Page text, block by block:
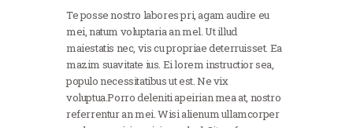
Te posse nostro labores pri, agam audire eu
mei, natum voluptaria an mel. Ut illud
maiestatis nec, vis cu propriae deterruisset. Ea
mazim suavitate ius. Ei lorem instructior sea,
populo necessitatibus ut est. Ne vix
voluptua.Porro deleniti apeirian mea at, nostro
referrentur an mei. Wisi alienum ullamcorper